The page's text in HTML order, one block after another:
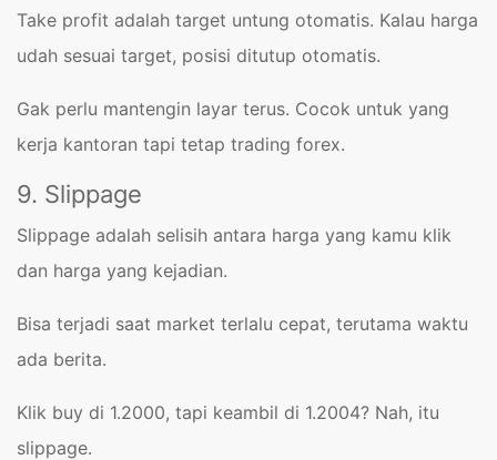
Take profit adalah target untung otomatis. Kalau harga
udah sesuai target, posisi ditutup otomatis.
Gak perlu mantengin layar terus. Cocok untuk yang
kerja kantoran tapi tetap trading forex.
9. Slippage
Slippage adalah selisih antara harga yang kamu klik
dan harga yang kejadian.
Bisa terjadi saat market terlalu cepat, terutama waktu
ada berita.
Klik buy di 1.2000, tapi keambil di 1.2004? Nah, itu
slippage.